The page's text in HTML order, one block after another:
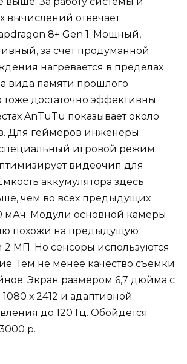
вычислений отвечает
8+ Gen 1. Мощный,
за счёт продуманной
нагревается в пределах
вида памяти прошлого
тоже достаточно эффективны.
AnTuTu показывает около
Для геймеров инженеры
игровой режим
видеочип для
аккумулятора здесь
чем во всех предыдущих
мАч. Модули основной камеры
похожи на предыдущую
2 МП. Но сенсоры используются
Тем не менее качество съёмки
Экран размером 6,7 дюйма с
х 2412 и адаптивной
до 120 Гц. Обойдётся
р.